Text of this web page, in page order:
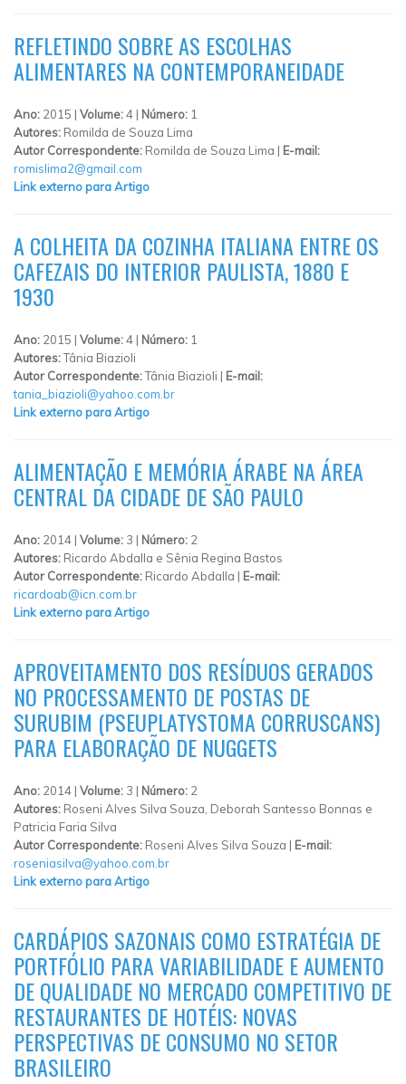
REFLETINDO SOBRE AS ESCOLHAS
ALIMENTARES NA CONTEMPORANEIDADE
Ano: 2015 | Volume:4 | Número: 1
Autores: Romilda de Souza Lima
Autor Correspondente: Romilda de Souza Lima | E-mail:
romislima2@gmail.com
Link externo para Artigo
A COLHEITA DA COZINHA ITALIANA ENTRE OS
CAFEZAIS DO INTERIOR PAULISTA, 1880 E
1930
Ano: 2015 | Volume:4 | Número: 1
Autores:Tânia Biazioli
Autor Correspondente:Tânia Biazioli | E-mail:
tania_biazioli@yahoo.com.br
Link externo para Artigo
ALIMENTAÇÃO E MEMÓRIA ÁRABE NA ÁREA
CENTRAL DA CIDADE DE SÃO PAULO
Ano: 2014 | Volume: 3 | Número: 2
Autores: Ricardo Abdalla e Sênia Regina Bastos
Autor Correspondente: Ricardo Abdalla | E-mail:
ricardoab@icn.com.br
Link externo para Artigo
APROVEITAMENTO DOS RESÍDUOS GERADOS
NO PROCESSAMENTO DE POSTAS DE
SURUBIM (PSEUPLATYSTOMA CORRUSCANS)
PARA ELABORAÇÃO DE NUGGETS
Ano: 2014 | Volume: 3 | Número: 2
Autores: Roseni Alves Silva Souza, Deborah Santesso Bonnas e
Patricia Faria Silva
Autor Correspondente: Roseni Alves Silva Souza | E-mail:
roseniasilva@yahoo.com.br
Link externo para Artigo
CARDÁPIOS SAZONAIS COMO ESTRATÉGIA DE
PORTFÓLIO PARA VARIABILIDADE E AUMENTO
DE QUALIDADE NO MERCADO COMPETITIVO DE
RESTAURANTES DE HOTÉIS: NOVAS
PERSPECTIVAS DE CONSUMO NO SETOR
BRASILEIRO